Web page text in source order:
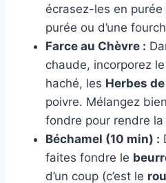
écrasez-les en purée
purée ou d’une
Farce au Chèvre :
chaude, incorporez le
haché, les Herbes
poivre. Mélangez
fondre pour rendre
Béchamel (10 min) :
faites fondre le
d’un coup (c’est le